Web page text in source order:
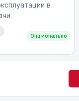
Опционально
в